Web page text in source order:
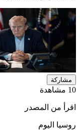
مشاركة
10 مشاهدة
اقرأ من المصدر
روسيا اليوم